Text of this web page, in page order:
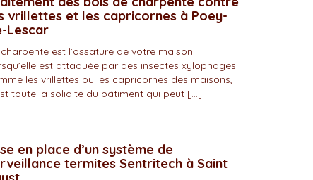
vrillettes et les capricornes à Poey-
Lescar
est l’ossature de votre maison.
est attaquée par des insectes xylophages
les vrillettes ou les capricornes des maisons,
toute la solidité du bâtiment qui peut […]
en place d’un système de
termites Sentritech à Saint